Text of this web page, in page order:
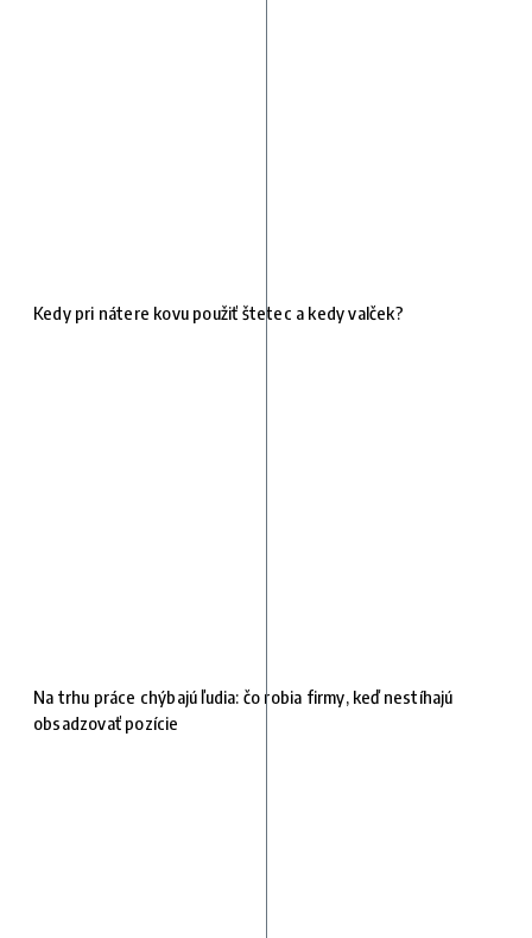
Kedy pri nátere kovu použiť štetec a kedy valček?
Na trhu práce chýbajú ľudia: čo robia firmy, keď nestíhajú
obsadzovať pozície